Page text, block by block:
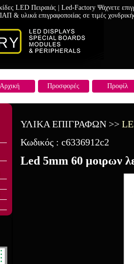
LED Πειραιάς | Led-Factory Ψάχνετε
& υλικά επιγραφοποιίας σε τιμές
Αρχική Προσφορές Προφίλ
ΥΛΙΚΑ ΕΠΙΓΡΑΦΩΝ >>
Κωδικός : c6336912c2
Led 5mm 60 μοιρων